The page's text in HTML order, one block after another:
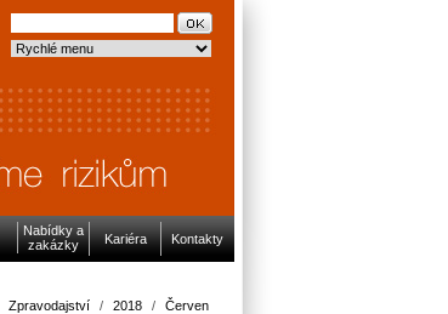
Nabídky a
zakázky
Kariéra Kontakty
Zpravodajství / 2018 / Červen